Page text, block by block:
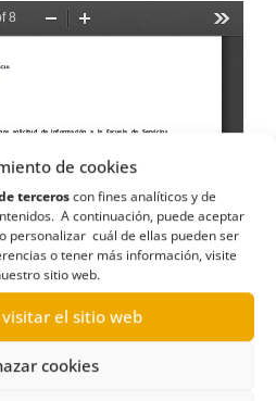
de cookies
terceroscon fines analíticos y de
A continuación, puede aceptar
personalizar cuál de ellas pueden ser
o tener más información, visite
sitio web.
el sitio web
cookies